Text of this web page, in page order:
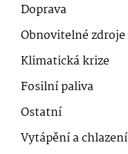
Doprava
Obnovitelné zdroje
Klimatická krize
Fosilní paliva
Ostatní
Vytápění a chlazení